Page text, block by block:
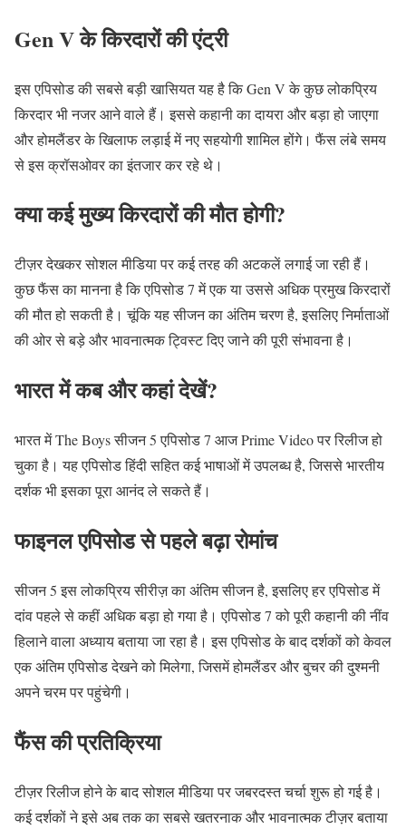
Gen Vके किरदारों की एंट्री
इस एपिसोड की सबसे बड़ी खासियत यह है किGen Vके कुछ लोकप्रिय
किरदार भी नजर आने वाले हैं। इससे कहानी का दायरा और बड़ा हो जाएगा
और होमलैंडर के खिलाफ लड़ाई में नए सहयोगी शामिल होंगे। फैंस लंबे समय
से इस क्रॉसओवर का इंतजार कर रहे थे।
क्या कई मुख्य किरदारों की मौत होगी?
टीज़र देखकर सोशल मीडिया पर कई तरह की अटकलें लगाई जा रही हैं।
कुछ फैंस का मानना है कि एपिसोड 7 में एक या उससे अधिक प्रमुख किरदारों
की मौत हो सकती है। चूंकि यह सीजन का अंतिम चरण है, इसलिए निर्माताओं
की ओर से बड़े और भावनात्मक ट्विस्ट दिए जाने की पूरी संभावना है।
भारत में कब और कहां देखें?
भारत मेंThe Boysसीजन 5 एपिसोड 7 आजPrime Videoपर रिलीज हो
चुका है। यह एपिसोड हिंदी सहित कई भाषाओं में उपलब्ध है, जिससे भारतीय
दर्शक भी इसका पूरा आनंद ले सकते हैं।
फाइनल एपिसोड से पहले बढ़ा रोमांच
सीजन 5 इस लोकप्रिय सीरीज़ का अंतिम सीजन है, इसलिए हर एपिसोड में
दांव पहले से कहीं अधिक बड़ा हो गया है। एपिसोड 7 को पूरी कहानी की नींव
हिलाने वाला अध्याय बताया जा रहा है। इस एपिसोड के बाद दर्शकों को केवल
एक अंतिम एपिसोड देखने को मिलेगा, जिसमें होमलैंडर और बुचर की दुश्मनी
अपने चरम पर पहुंचेगी।
फैंस की प्रतिक्रिया
टीज़र रिलीज होने के बाद सोशल मीडिया पर जबरदस्त चर्चा शुरू हो गई है।
कई दर्शकों ने इसे अब तक का सबसे खतरनाक और भावनात्मक टीज़र बताया